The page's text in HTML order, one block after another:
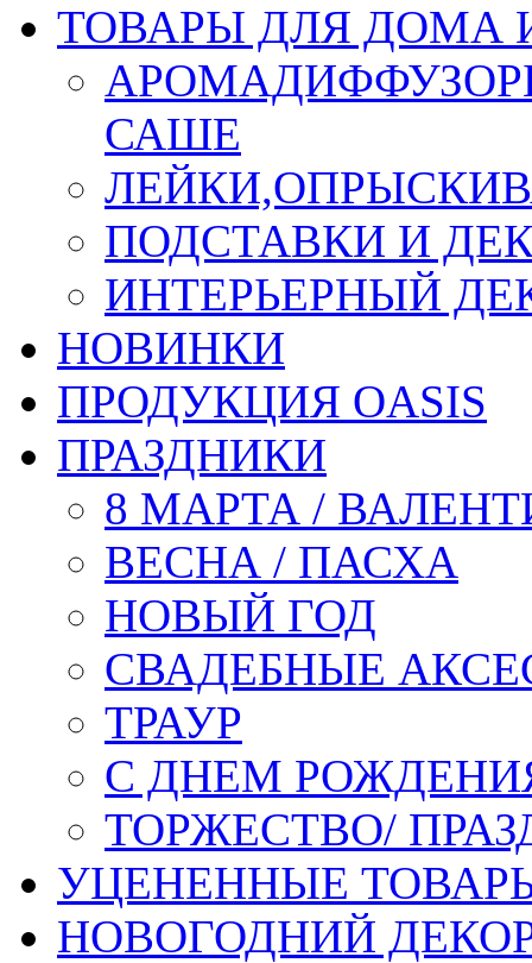
ТОВАРЫ ДЛЯ ДОМА
САШЕ
ПОДСТАВКИ И
ИНТЕРЬЕРНЫЙ
НОВИНКИ
ПРОДУКЦИЯ OASIS
ПРАЗДНИКИ
8 МАРТА /
ВЕСНА / ПАСХА
НОВЫЙ ГОД
СВАДЕБНЫЕ
ТРАУР
С ДНЕМ
ТОРЖЕСТВО/
УЦЕНЕННЫЕ
НОВОГОДНИЙ